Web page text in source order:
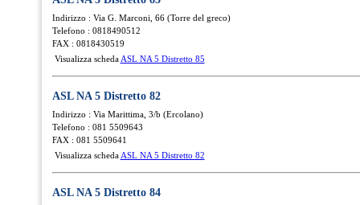
Indirizzo : Via G. Marconi, 66 (Torre del greco)
Telefono : 0818490512
FAX : 0818430519
Visualizza scheda ASL NA 5 Distretto 85
ASL NA 5 Distretto 82
Indirizzo : Via Marittima, 3/b (Ercolano)
Telefono : 081 5509643
FAX : 081 5509641
Visualizza scheda ASL NA 5 Distretto 82
ASL NA 5 Distretto 84